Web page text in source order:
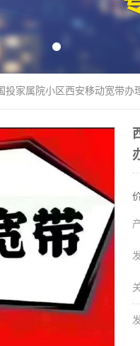
家属院小区西安移动宽带办